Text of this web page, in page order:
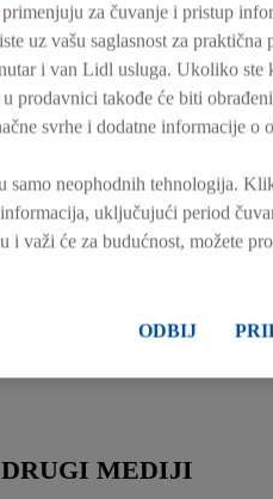
DRUGI MEDIJI
za čuvanje i pristup
uz vašu saglasnost za praktična
i van Lidl usluga. Ukoliko
prodavnici takođe će biti
svrhe i dodatne informacije o
neophodnih tehnologija.
uključujući period
važi će za budućnost, možete
ODBIJ